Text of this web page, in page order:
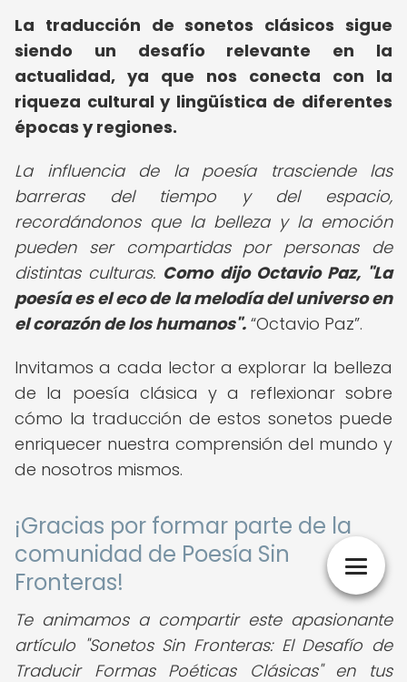
La traducción de sonetos clásicos sigue
siendo un desafío relevante en la
actualidad, ya que nos conecta con la
riqueza cultural y lingüística de diferentes
épocas y regiones.
La influencia de la poesía trasciende las
barreras del tiempo y del espacio,
recordándonos que la belleza y la emoción
pueden ser compartidas por personas de
distintas culturas. Como dijo Octavio Paz, "La
poesía es el eco de la melodía del universo en
el corazón de los humanos". Octavio Paz .
Invitamos a cada lector a explorar la belleza
de la poesía clásica y a reflexionar sobre
cómo la traducción de estos sonetos puede
enriquecer nuestra comprensión del mundo y
de nosotros mismos.
¡Gracias por formar parte de la
comunidad de Poesía Sin
Fronteras!
Te animamos a compartir este apasionante
artículo "Sonetos Sin Fronteras: El Desafío de
Traducir Formas Poéticas Clásicas" en tus